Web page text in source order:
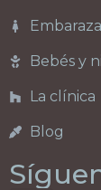
Bebés y
La clínica
Blog